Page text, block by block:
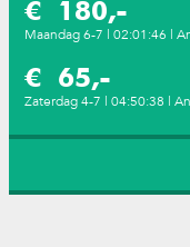
€ 180,-
Maandag 6-7 | 02:01:46 |
€ 65,-
Zaterdag 4-7 | 04:50:38 |